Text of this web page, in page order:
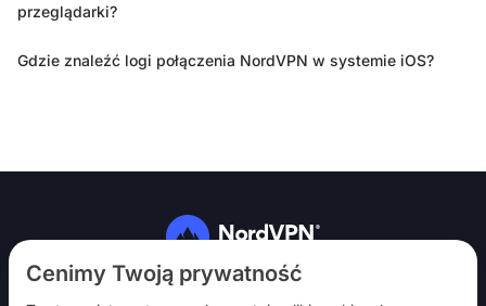
Cenimy Twoją prywatność
przeglądarki?
Gdzie znaleźć logi połączenia NordVPN w systemie iOS?
Obserwuj nas